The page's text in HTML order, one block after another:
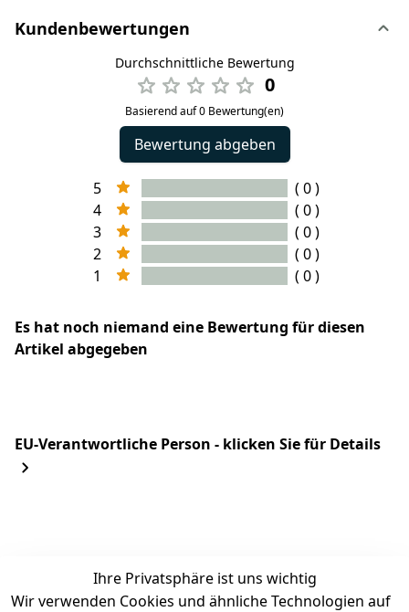
Kundenbewertungen
Durchschnittliche Bewertung
0
Basierend auf 0 Bewertung(en)
Bewertung abgeben
5
( 0 )
4
( 0 )
3
( 0 )
2
( 0 )
1
( 0 )
Es hat noch niemand eine Bewertung für diesen
Artikel abgegeben
EU-Verantwortliche Person - klicken Sie für Details
Ihre Privatsphäre ist uns wichtig
Wir verwenden Cookies und ähnliche Technologien auf